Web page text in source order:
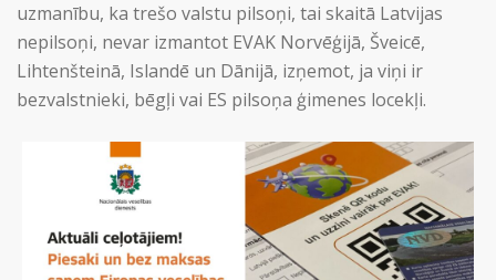
uzmanību, ka trešo valstu pilsoņi, tai skaitā Latvijas
nepilsoņi, nevar izmantot EVAK Norvēģijā, Šveicē,
Lihtenšteinā, Islandē un Dānijā, izņemot, ja viņi ir
bezvalstnieki, bēgļi vai ES pilsoņa ģimenes locekļi.